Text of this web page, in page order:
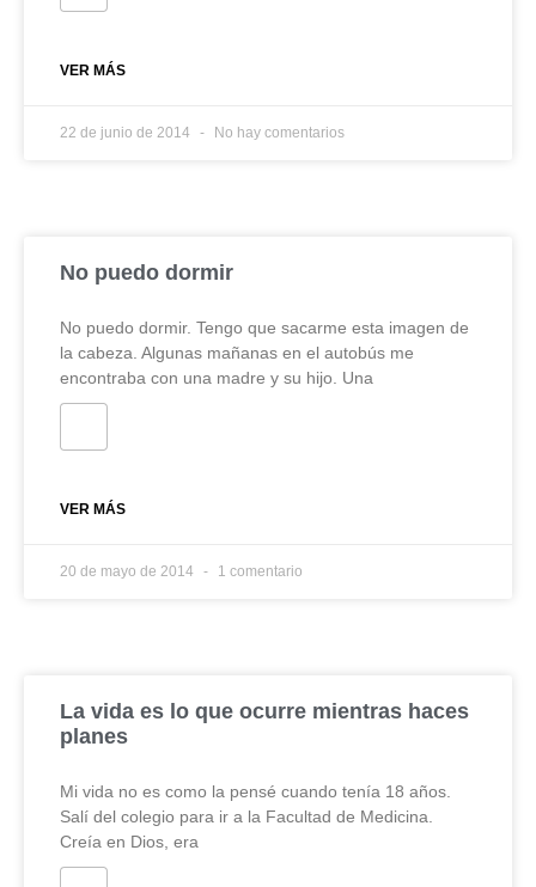
VER MÁS
22 de junio de 2014 No hay comentarios
No puedo dormir
No puedo dormir. Tengo que sacarme esta imagen de
la cabeza. Algunas mañanas en el autobús me
encontraba con una madre y su hijo. Una
VER MÁS
20 de mayo de 2014 1 comentario
La vida es lo que ocurre mientras haces
planes
Mi vida no es como la pensé cuando tenía 18 años.
Salí del colegio para ir a la Facultad de Medicina.
Creía en Dios, era